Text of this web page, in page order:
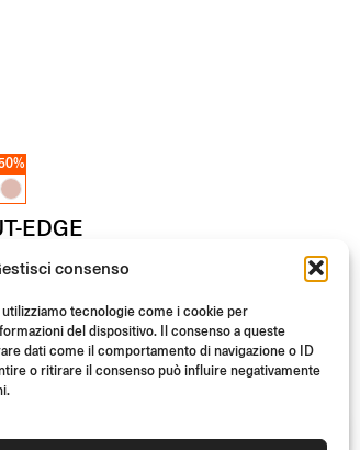
consenso
tecnologie come i cookie per
del dispositivo. Il consenso a queste
dati come il comportamento di navigazione o ID
o ritirare il consenso può influire negativamente
EDGE
Mount
(Cad.) - 50%
€109.50 (Cad.)